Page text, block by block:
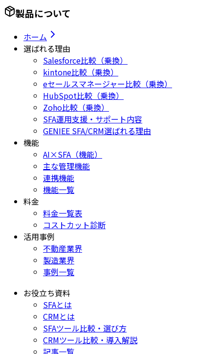
製品について
ホーム
選ばれる理由
Salesforce比較（乗換）
kintone比較（乗換）
eセールスマネージャー比較（乗換）
HubSpot比較（乗換）
Zoho比較（乗換）
SFA運用支援・サポート内容
GENIEE SFA/CRM選ばれる理由
機能
AI×SFA（機能）
主な管理機能
連携機能
機能一覧
料金
料金一覧表
コストカット診断
活用事例
不動産業界
製造業界
事例一覧
お役立ち資料
SFAとは
CRMとは
SFAツール比較・選び方
CRMツール比較・導入解説